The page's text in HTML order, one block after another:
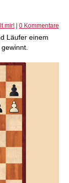
mir! 0 Kommentare
Läufer einem